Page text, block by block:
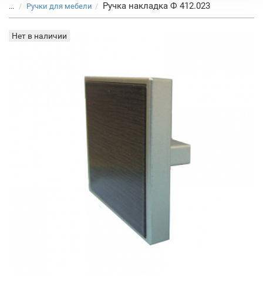
... Ручки для мебели Ручка накладка Ф 412.023
Нет в наличии